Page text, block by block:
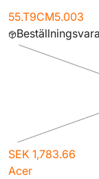
55.T9CM5.003
Beställningsvara
SEK 1,783.66
Acer